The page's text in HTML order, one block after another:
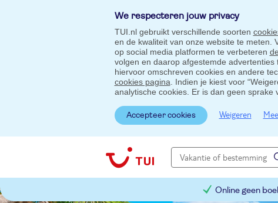
We respecteren jouw privacy
TUI.nl gebruikt verschillende soorten
en de kwaliteit van onze website te meten.
op social media platformen te verbeteren
volgen en daarop afgestemde
hiervoor omschreven cookies en andere
cookies pagina . Indien je kiest voor
analytische cookies. Er is dan geen sprake
Accepteer cookies Weigeren
Online geen